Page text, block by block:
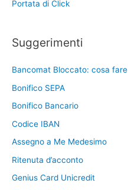
Portata di Click
Suggerimenti
Bancomat Bloccato: cosa fare
Bonifico SEPA
Bonifico Bancario
Codice IBAN
Assegno a Me Medesimo
Ritenuta d’acconto
Genius Card Unicredit